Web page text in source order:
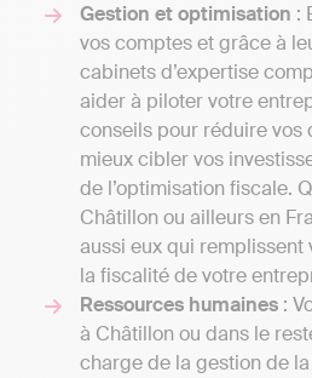
Gestion et optimisation :
vos comptes et grâce à
cabinets d’expertise
aider à piloter votre
conseils pour réduire vos
mieux cibler vos
de l’optimisation fiscale.
Châtillon ou ailleurs en
aussi eux qui remplissent
la fiscalité de votre
Ressources humaines :
à Châtillon ou dans le
charge de la gestion de